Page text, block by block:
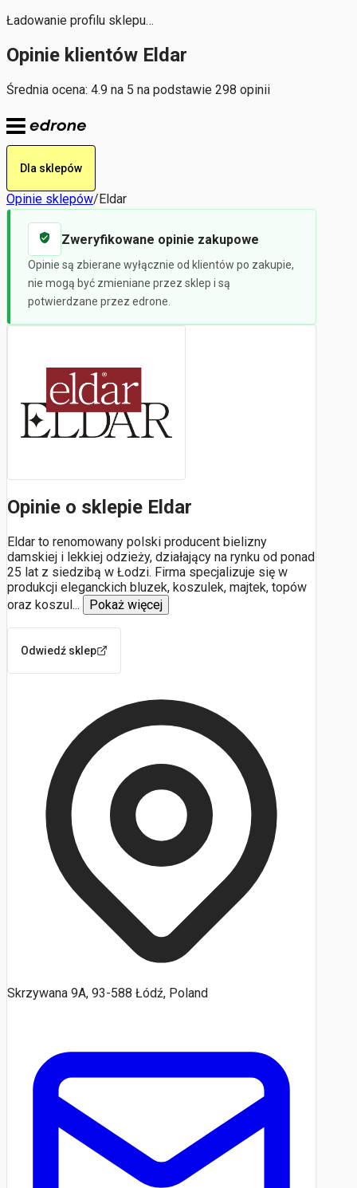
Ładowanie profilu sklepu…
Opinie klientów Eldar
Średnia ocena: 4.9 na 5 na podstawie 298 opinii
Dla sklepów
Opinie sklepów/Eldar
Zweryfikowane opinie zakupowe
Opinie są zbierane wyłącznie od klientów po zakupie,
nie mogą być zmieniane przez sklep i są
potwierdzane przez edrone.
Opinie o sklepie Eldar
Eldar to renomowany polski producent bielizny
damskiej i lekkiej odzieży, działający na rynku od ponad
25 lat z siedzibą w Łodzi. Firma specjalizuje się w
produkcji eleganckich bluzek, koszulek, majtek, topów
oraz koszul... Pokaż więcej
Odwiedź sklep
Skrzywana 9A, 93-588 Łódź, Poland